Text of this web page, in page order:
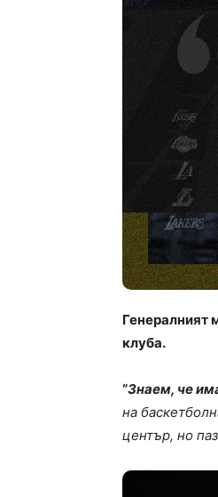
Генералният
клуба.
“Знаем, че
на
център, но